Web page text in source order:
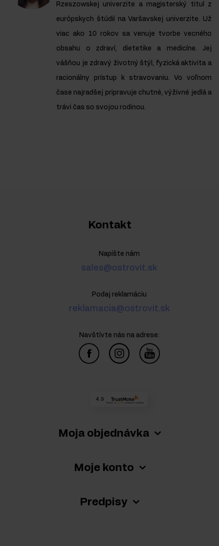
Rzeszowskej univerzite a magisterský titul z
európskych štúdií na Varšavskej univerzite. Už
viac ako 10 rokov sa venuje tvorbe vecného
obsahu o zdraví, dietetike a medicíne. Jej
vášňou je zdravý životný štýl, fyzická aktivita a
racionálny prístup k stravovaniu. Vo voľnom
čase najradšej pripravuje chutné, výživné jedlá a
trávi čas so svojou rodinou.
Moja objednávka
Moje konto
Predpisy
Kontakt
Napíšte nám
sales@ostrovit.sk
Podaj reklamáciu
reklamacia@ostrovit.sk
Navštívte nás na adrese:
4.9
Based on 73 520 reviewsfrom all time